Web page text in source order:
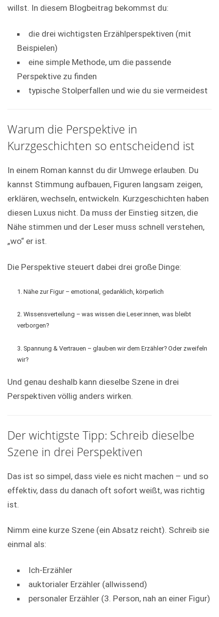
willst. In diesem Blogbeitrag bekommst du:
die drei wichtigsten Erzählperspektiven (mit
Beispielen)
eine simple Methode, um die passende
Perspektive zu finden
typische Stolperfallen und wie du sie vermeidest
Warum die Perspektive in
Kurzgeschichten so entscheidend ist
In einem Roman kannst du dir Umwege erlauben. Du
kannst Stimmung aufbauen, Figuren langsam zeigen,
erklären, wechseln, entwickeln. Kurzgeschichten haben
diesen Luxus nicht. Da muss der Einstieg sitzen, die
Nähe stimmen und der Leser muss schnell verstehen,
„wo“ er ist.
Die Perspektive steuert dabei drei große Dinge:
Nähe zur Figur – emotional, gedanklich, körperlich
Wissensverteilung – was wissen die Leser:innen, was bleibt
verborgen?
Spannung & Vertrauen – glauben wir dem Erzähler? Oder zweifeln
wir?
Und genau deshalb kann dieselbe Szene in drei
Perspektiven völlig anders wirken.
Der wichtigste Tipp: Schreib dieselbe
Szene in drei Perspektiven
Das ist so simpel, dass viele es nicht machen – und so
effektiv, dass du danach oft sofort weißt, was richtig
ist.
Nimm eine kurze Szene (ein Absatz reicht). Schreib sie
einmal als:
Ich-Erzähler
auktorialer Erzähler (allwissend)
personaler Erzähler (3. Person, nah an einer Figur)